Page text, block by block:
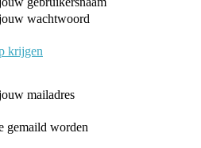
wachtwoord
krijgen
mailadres
gemaild worden